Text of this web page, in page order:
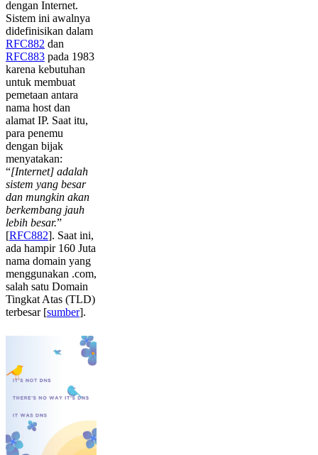
dengan Internet.
Sistem ini awalnya
didefinisikan dalam
RFC882 dan
RFC883 pada 1983
karena kebutuhan
untuk membuat
pemetaan antara
nama host dan
alamat IP. Saat itu,
para penemu
dengan bijak
menyatakan:
“[Internet] adalah
sistem yang besar
dan mungkin akan
berkembang jauh
lebih besar.”
[RFC882]. Saat ini,
ada hampir 160 Juta
nama domain yang
menggunakan .com,
salah satu Domain
Tingkat Atas (TLD)
terbesar [sumber].